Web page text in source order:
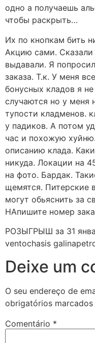
одно а получаешь
чтобы раскрыть…
Их по кнопкам бить
Акцию сами.
выдавали. Я
заказа. Т.к. У меня
бонусных кладов я
случаются но у меня
тупости кладменов.
у падиков. А потом
час и похожую
описанию клада.
никуда. Локации на
на фото. Бардак.
щемятся. Питерские
могут обьяснить за
НАпишите номер
РОЗЫГРЫШ за 31
ventochasis
Deixe um
O seu endereço de
obrigatórios marcados
Comentário *